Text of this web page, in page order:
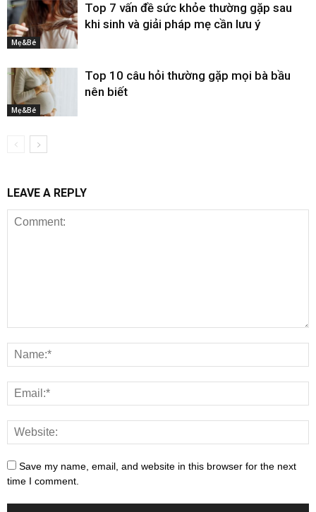
Mẹ&Bé
Top 7 vấn đề sức khỏe thường gặp sau
khi sinh và giải pháp mẹ cần lưu ý
Mẹ&Bé
Top 10 câu hỏi thường gặp mọi bà bầu
nên biết
LEAVE A REPLY
Save my name, email, and website in this browser for the next
time I comment.